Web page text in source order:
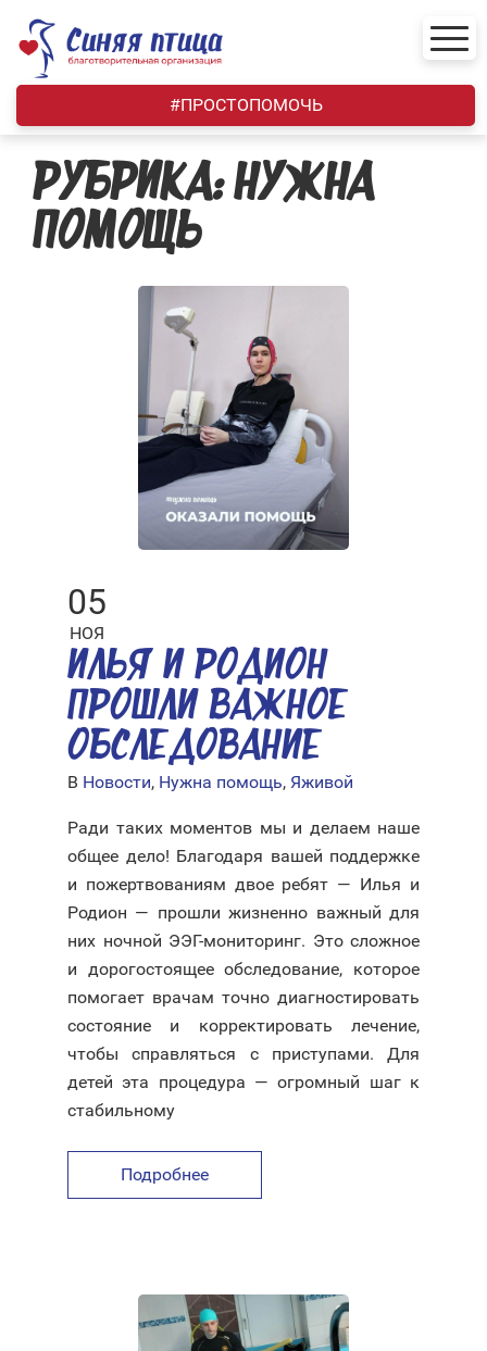
content
#ПРОСТОПОМОЧЬ
РУБРИКА: НУЖНА
ПОМОЩЬ
05
НОЯ
ИЛЬЯ И РОДИОН
ПРОШЛИ ВАЖНОЕ
ОБСЛЕДОВАНИЕ
В Новости, Нужна помощь, Яживой
Ради таких моментов мы и делаем наше
общее дело! Благодаря вашей поддержке
и пожертвованиям двое ребят — Илья и
Родион — прошли жизненно важный для
них ночной ЭЭГ-мониторинг. Это сложное
и дорогостоящее обследование, которое
помогает врачам точно диагностировать
состояние и корректировать лечение,
чтобы справляться с приступами. Для
детей эта процедура — огромный шаг к
стабильному
Подробнее